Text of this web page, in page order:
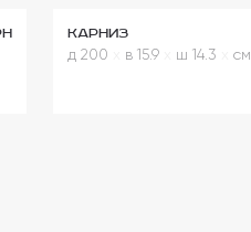
Карниз
д 200 в 15.9 ш 14.3 xсм